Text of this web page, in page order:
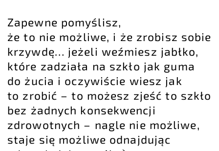
Zapewne pomyślisz,
że to nie możliwe, i że zrobisz sobie
krzywdę… jeżeli weźmiesz jabłko,
które zadziała na szkło jak guma
do żucia i oczywiście wiesz jak
to zrobić – to możesz zjeść to szkło
bez żadnych konsekwencji
zdrowotnych – nagle nie możliwe,
staje się możliwe odnajdując